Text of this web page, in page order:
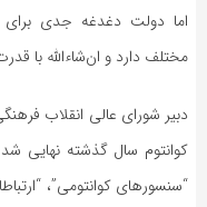
اما دولت دغدغه جدی
مختلف دارد و ان‌شاءالله با
دبیر شورای عالی انقلاب
کوانتوم سال گذشته نهایی
“سنسورهای کوانتومی”،